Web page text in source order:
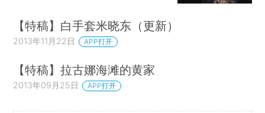
【特稿】白手套米晓东（更新）
2013年11月22日 APP打开
【特稿】拉古娜海滩的黄家
2013年09月25日 APP打开